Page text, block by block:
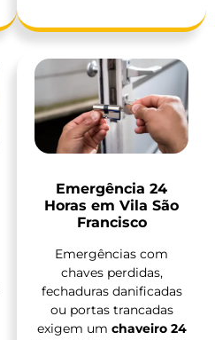
Emergência 24
Horas em Vila São
Francisco
Emergências com
chaves perdidas,
fechaduras danificadas
ou portas trancadas
exigem um chaveiro 24